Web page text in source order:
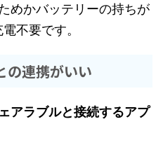
めかバッテリーの持ちが
不要です。
連携がいい
アラブルと接続するアプ